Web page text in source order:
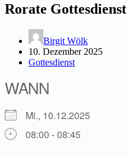
Rorate Gottesdienst
Birgit Wölk
10. Dezember 2025
Gottesdienst
WANN
Mi., 10.12.2025
08:00 - 08:45